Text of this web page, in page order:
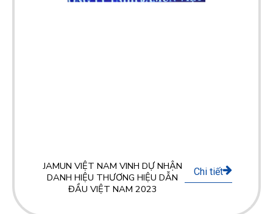
JAMUN VIỆT NAM VINH DỰ NHẬN
DANH HIỆU THƯƠNG HIỆU DẪN
ĐẦU VIỆT NAM 2023
Chi tiết